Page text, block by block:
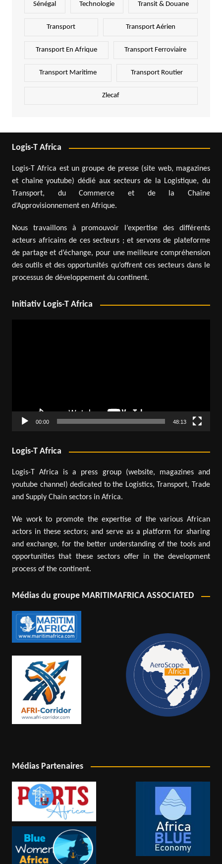
Sénégal Technologie Transit & Douane
Transport Transport Aérien
Transport En Afrique Transport Ferroviaire
Transport Maritime Transport Routier
Zlecaf
Logis-T Africa
Logis-T Africa est un groupe de presse (site web, magazines
et chaîne youtube) dédié aux secteurs de la Logistique, du
Transport, du Commerce et de la Chaîne
d’Approvisionnement en Afrique.
Nous travaillons à promouvoir l’expertise des différents
acteurs africains de ces secteurs ; et servons de plateforme
de partage et d’échange, pour une meilleure compréhension
des outils et des opportunités qu’offrent ces secteurs dans le
processus de développement du continent.
Initiativ Logis-T Africa
00:00 48:13
Logis-T Africa
Logis-T Africa is a press group (website, magazines and
youtube channel) dedicated to the Logistics, Transport, Trade
and Supply Chain sectors in Africa.
We work to promote the expertise of the various African
actors in these sectors; and serve as a platform for sharing
and exchange, for the better understanding of the tools and
opportunities that these sectors offer in the development
process of the continent.
Médias du groupe MARITIMAFRICA ASSOCIATED
Médias Partenaires